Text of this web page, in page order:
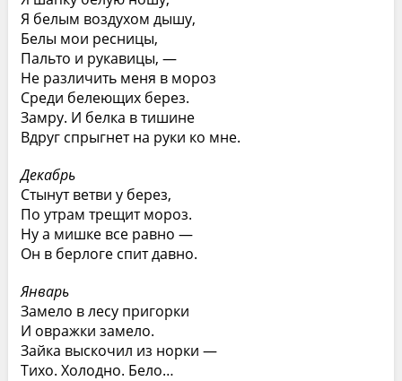
Я белым воздухом дышу,
Белы мои ресницы,
Пальто и рукавицы, —
Не различить меня в мороз
Среди белеющих берез.
Замру. И белка в тишине
Вдруг спрыгнет на руки ко мне.
Декабрь
Стынут ветви у берез,
По утрам трещит мороз.
Ну а мишке все равно —
Он в берлоге спит давно.
Январь
Замело в лесу пригорки
И овражки замело.
Зайка выскочил из норки —
Тихо. Холодно. Бело…